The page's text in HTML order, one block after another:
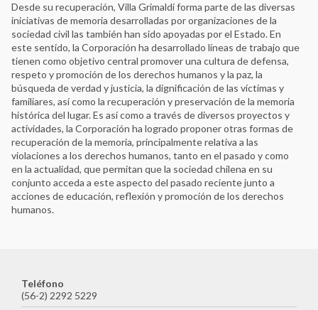
Desde su recuperación, Villa Grimaldi forma parte de las diversas
iniciativas de memoria desarrolladas por organizaciones de la
sociedad civil las también han sido apoyadas por el Estado. En
este sentido, la Corporación ha desarrollado líneas de trabajo que
tienen como objetivo central promover una cultura de defensa,
respeto y promoción de los derechos humanos y la paz, la
búsqueda de verdad y justicia, la dignificación de las víctimas y
familiares, así como la recuperación y preservación de la memoria
histórica del lugar. Es así como a través de diversos proyectos y
actividades, la Corporación ha logrado proponer otras formas de
recuperación de la memoria, principalmente relativa a las
violaciones a los derechos humanos, tanto en el pasado y como
en la actualidad, que permitan que la sociedad chilena en su
conjunto acceda a este aspecto del pasado reciente junto a
acciones de educación, reflexión y promoción de los derechos
humanos.
Teléfono
(56-2) 2292 5229
Ver Todos
Tlaxcoaque. Sitio de Memoria
Red de Sitios de Memoria Latinoamericanos y Caribeños
Archivo Histórico de la Policía Nacional
Mártires por la Liberación Nacional (ASOFAMD)
Asociación Nacional de Familiares de Secuestrados,